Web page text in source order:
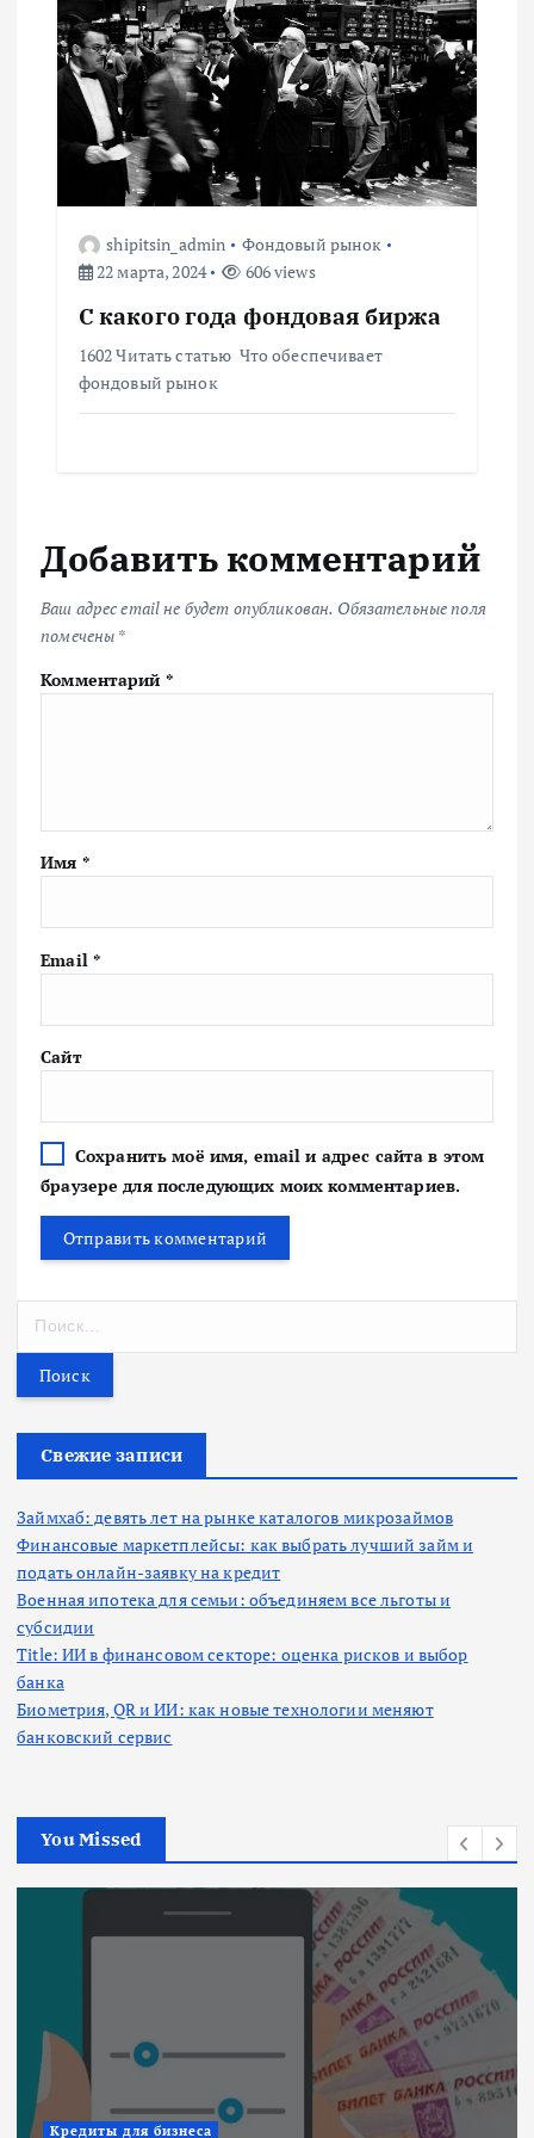
shipitsin_admin
Фондовый рынок
22 марта, 2024
606 views
С какого года фондовая биржа
1602 Читать статью Что обеспечивает
фондовый рынок
Добавить комментарий
Ваш адрес email не будет опубликован. Обязательные поля
помечены *
Комментарий *
Имя *
Email *
Сайт
Сохранить моё имя, email и адрес сайта в этом
браузере для последующих моих комментариев.
т
Свежие записи
Займхаб: девять лет на рынке каталогов микрозаймов
Финансовые маркетплейсы: как выбрать лучший займ и
подать онлайн-заявку на кредит
Военная ипотека для семьи: объединяем все льготы и
субсидии
Title: ИИ в финансовом секторе: оценка рисков и выбор
банка
Биометрия, QR и ИИ: как новые технологии меняют
банковский сервис
You Missed